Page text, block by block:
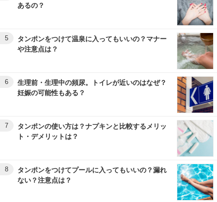
あるの？
5
タンポンをつけて温泉に入ってもいいの？マナー
や注意点は？
6
生理前・生理中の頻尿。トイレが近いのはなぜ？
妊娠の可能性もある？
7
タンポンの使い方は？ナプキンと比較するメリッ
ト・デメリットは？
8
タンポンをつけてプールに入ってもいいの？漏れ
ない？注意点は？